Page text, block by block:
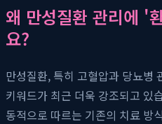
왜 만성질환 관리에 '
요?
만성질환, 특히 고혈압과 당뇨병
키워드가 최근 더욱 강조되고 있
동적으로 따르는 기존의 치료 방